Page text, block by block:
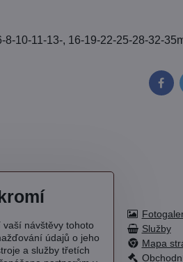
8-10-11-13-, 16-19-22-25-28-32-
Služby
Mapa
návštěvy tohoto
údajů o jeho
a služby třetích